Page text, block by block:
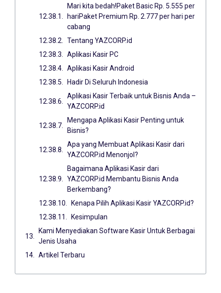
Mari kita bedah!Paket Basic Rp. 5.555 per
hariPaket Premium Rp. 2.777 per hari per
cabang
Tentang YAZCORP.id
Aplikasi Kasir PC
Aplikasi Kasir Android
Hadir Di Seluruh Indonesia
Aplikasi Kasir Terbaik untuk Bisnis Anda –
YAZCORP.id
Mengapa Aplikasi Kasir Penting untuk
Bisnis?
Apa yang Membuat Aplikasi Kasir dari
YAZCORP.id Menonjol?
Bagaimana Aplikasi Kasir dari
YAZCORP.id Membantu Bisnis Anda
Berkembang?
Kenapa Pilih Aplikasi Kasir YAZCORP.id?
Kesimpulan
Kami Menyediakan Software Kasir Untuk Berbagai
Jenis Usaha
Artikel Terbaru